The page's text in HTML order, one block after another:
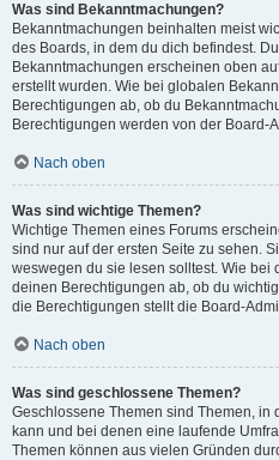
Was sind Bekanntmachungen?
Bekanntmachungen beinhalten meist
des Boards, in dem du dich befindest.
Bekanntmachungen erscheinen oben
erstellt wurden. Wie bei globalen
Berechtigungen ab, ob du
Berechtigungen werden von der Board-
Nach oben
Was sind wichtige Themen?
Wichtige Themen eines Forums
sind nur auf der ersten Seite zu sehen.
weswegen du sie lesen solltest. Wie bei
deinen Berechtigungen ab, ob du
die Berechtigungen stellt die Board-
Nach oben
Was sind geschlossene Themen?
Geschlossene Themen sind Themen, in
kann und bei denen eine laufende
Themen können aus vielen Gründen